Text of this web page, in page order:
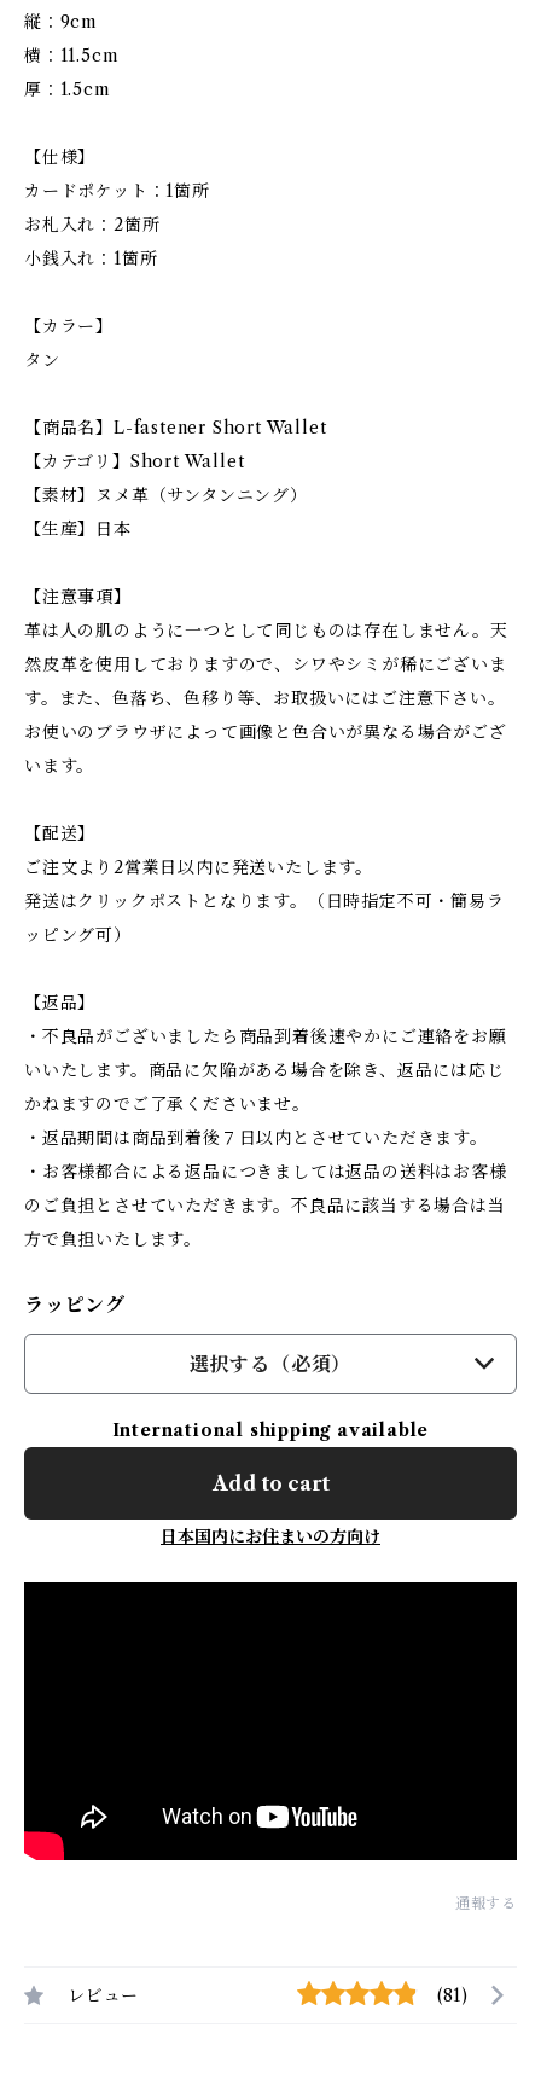
縦：9cm
横：11.5cm
厚：1.5cm
【仕様】
カードポケット：1箇所
お札入れ：2箇所
小銭入れ：1箇所
【カラー】
タン
【商品名】L-fastener Short Wallet
【カテゴリ】Short Wallet
【素材】ヌメ革（サンタンニング）
【生産】日本
【注意事項】
革は人の肌のように一つとして同じものは存在しません。天
然皮革を使用しておりますので、シワやシミが稀にございま
す。また、色落ち、色移り等、お取扱いにはご注意下さい。
お使いのブラウザによって画像と色合いが異なる場合がござ
います。
【配送】
ご注文より2営業日以内に発送いたします。
発送はクリックポストとなります。（日時指定不可・簡易ラ
ッピング可）
【返品】
・不良品がございましたら商品到着後速やかにご連絡をお願
いいたします。商品に欠陥がある場合を除き、返品には応じ
かねますのでご了承くださいませ。
・返品期間は商品到着後７日以内とさせていただきます。
・お客様都合による返品につきましては返品の送料はお客様
のご負担とさせていただきます。不良品に該当する場合は当
方で負担いたします。
ラッピング
選択する（必須）
International shipping available
Add to cart
日本国内にお住まいの方向け
通報する
レビュー (81)